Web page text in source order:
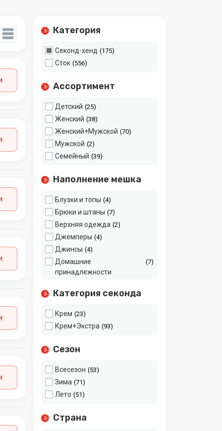
Категория
Секонд-хенд 175
Сток 556
Ассортимент
Детский 25
Женский 38
Женский+Мужской 70
Мужской 2
Семейный 39
Наполнение мешка
Блузки и топы 4
Брюки и штаны 7
Верхняя одежда 2
Джемперы 4
Джинсы 4
Домашние
принадлежности
7
Дубленки 3
Жакеты, пиджаки,
кардиганы
Комбинезоны
Куртки, ветровки
колготки
Микс 41
Нижнее белье
Пальто и плащи
Категория секонда
Крем 23
Крем+Экстра 93
Сезон
Всесезон 53
Зима 71
Лето 51
Страна